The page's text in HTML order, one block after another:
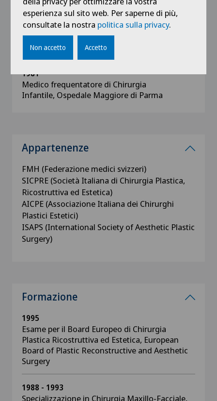
1982 - 1984
Medico frequentatore di ruolo di Chirurgia
Plastica e Centro Grandi Ustionati, Ospedale
Maggiore di Parma
1981
Medico frequentatore di Chirurgia
Infantile, Ospedale Maggiore di Parma
Appartenenze
FMH (Federazione medici svizzeri)
SICPRE (Società Italiana di Chirurgia Plastica,
Ricostruttiva ed Estetica)
AICPE (Associazione Italiana dei Chirurghi
Plastici Estetici)
ISAPS (International Society of Aesthetic Plastic
Surgery)
Formazione
1995
Esame per il Board Europeo di Chirurgia
Plastica Ricostruttiva ed Estetica, European
Board of Plastic Reconstructive and Aesthetic
Surgery
1988 - 1993
Specializzazione in Chirurgia Maxillo-Facciale,
esperienza sul sito web. Per saperne di più,
consultate la nostra politica sulla privacy.
Non accetto Accetto